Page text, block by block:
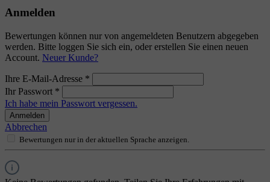
Anmelden
Bewertungen können nur von angemeldeten Benutzern abgegeben
werden. Bitte loggen Sie sich ein, oder erstellen Sie einen neuen
Account. Neuer Kunde?
Ihre E-Mail-Adresse *
Ihr Passwort *
Ich habe mein Passwort vergessen.
Anmelden
Abbrechen
Bewertungen nur in der aktuellen Sprache anzeigen.